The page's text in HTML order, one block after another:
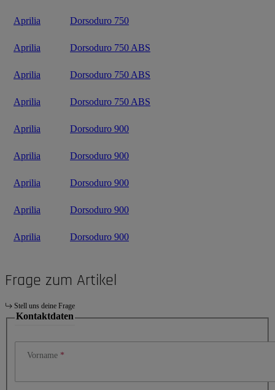
Aprilia Dorsoduro 750
Aprilia Dorsoduro 750 ABS
Aprilia Dorsoduro 750 ABS
Aprilia Dorsoduro 750 ABS
Aprilia Dorsoduro 900
Aprilia Dorsoduro 900
Aprilia Dorsoduro 900
Aprilia Dorsoduro 900
Aprilia Dorsoduro 900
Frage zum Artikel
Stell uns deine Frage
Kontaktdaten
Vorname